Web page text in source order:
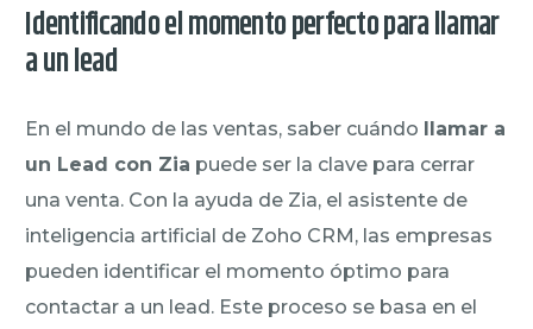
Identificando el momento perfecto para llamar
a un lead
En el mundo de las ventas, saber cuándo llamar a
un Lead con Zia puede ser la clave para cerrar
una venta. Con la ayuda de Zia, el asistente de
inteligencia artificial de Zoho CRM, las empresas
pueden identificar el momento óptimo para
contactar a un lead. Este proceso se basa en el